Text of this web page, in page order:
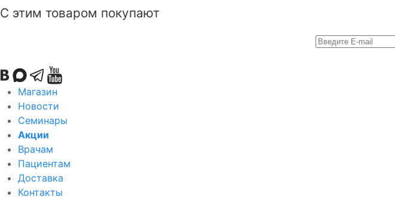
С этим товаром покупают
Магазин
Новости
Семинары
Акции
Врачам
Пациентам
Доставка
Контакты